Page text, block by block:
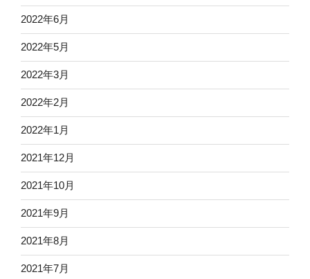
2022年6月
2022年5月
2022年3月
2022年2月
2022年1月
2021年12月
2021年10月
2021年9月
2021年8月
2021年7月